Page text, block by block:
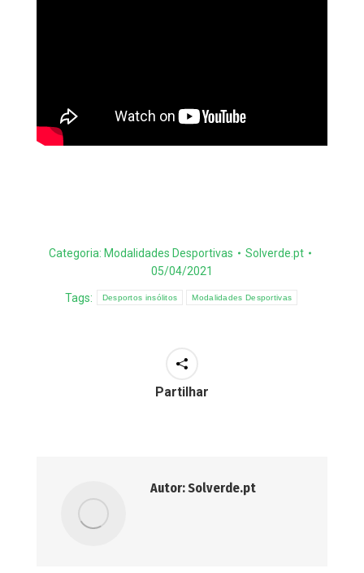
Categoria: Modalidades Desportivas
Solverde.pt
05/04/2021
Tags: Desportos insólitos Modalidades Desportivas
Partilhar
Autor:Solverde.pt